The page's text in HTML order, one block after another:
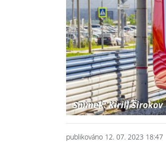
publikováno 12. 07. 2023 18:47